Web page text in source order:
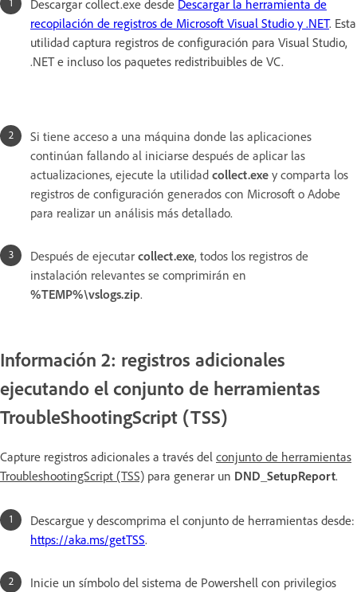
Descargar collect.exe desde Descargar la herramienta de
recopilación de registros de Microsoft Visual Studio y .NET. Esta
utilidad captura registros de configuración para Visual Studio,
.NET e incluso los paquetes redistribuibles de VC.
Si tiene acceso a una máquina donde las aplicaciones
continúan fallando al iniciarse después de aplicar las
actualizaciones, ejecute la utilidad collect.exe y comparta los
registros de configuración generados con Microsoft o Adobe
para realizar un análisis más detallado.
Después de ejecutar collect.exe, todos los registros de
instalación relevantes se comprimirán en
%TEMP%\vslogs.zip.
Información 2: registros adicionales
ejecutando el conjunto de herramientas
TroubleShootingScript (TSS)
Capture registros adicionales a través del conjunto de herramientas
TroubleshootingScript (TSS) para generar un DND_SetupReport.
Descargue y descomprima el conjunto de herramientas desde:
https://aka.ms/getTSS.
Inicie un símbolo del sistema de Powershell con privilegios